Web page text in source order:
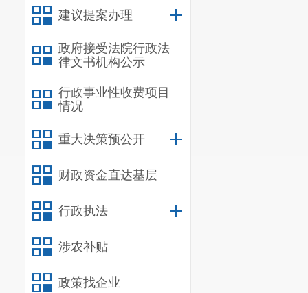
建议提案办理
政府接受法院行政法
律文书机构公示
行政事业性收费项目
情况
重大决策预公开
财政资金直达基层
行政执法
涉农补贴
政策找企业